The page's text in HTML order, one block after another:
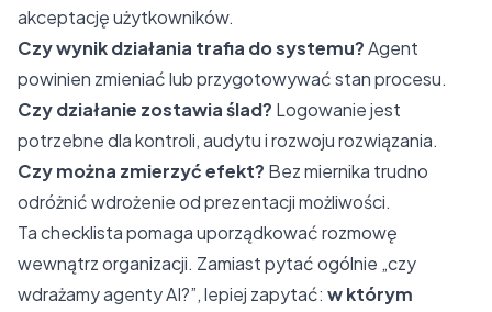
akceptację użytkowników.
Czy wynik działania trafia do systemu?Agent
powinien zmieniać lub przygotowywać stan procesu.
Czy działanie zostawia ślad? Logowanie jest
potrzebne dla kontroli, audytu i rozwoju rozwiązania.
Czy można zmierzyć efekt? Bez miernika trudno
odróżnić wdrożenie od prezentacji możliwości.
Ta checklista pomaga uporządkować rozmowę
wewnątrz organizacji. Zamiast pytać ogólnie „czy
wdrażamy agenty AI?”, lepiej zapytać: w którym